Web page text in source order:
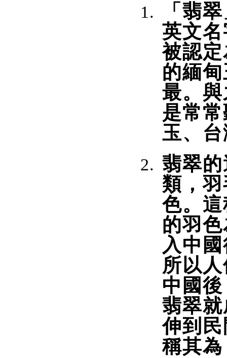
「翡
英文
被認
的緬
最。
是常
玉、
翡翠
類，
色。
的羽
入中
所以
中國
翡翠
伸到
稱其